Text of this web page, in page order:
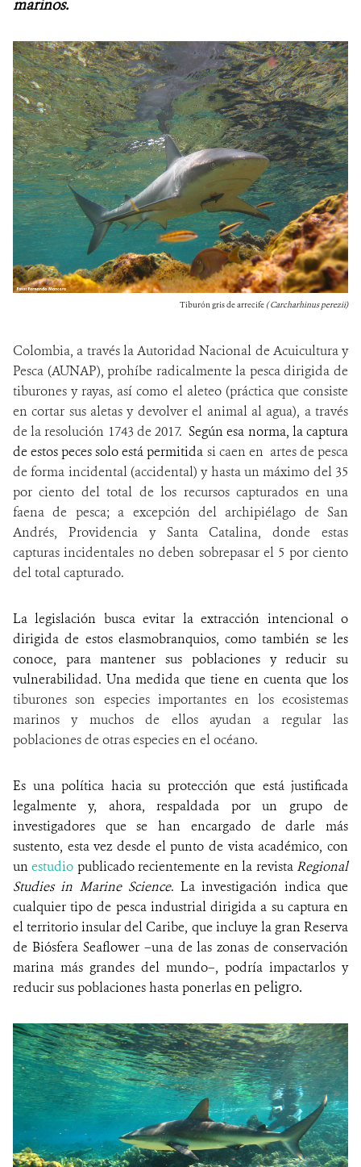
marinos.
Tiburón gris de arrecife ( Carcharhinus perezii)
Colombia, a través la Autoridad Nacional de Acuicultura y
Pesca (AUNAP), prohíbe radicalmente la pesca dirigida de
tiburones y rayas, así como el aleteo (práctica que consiste
en cortar sus aletas y devolver el animal al agua), a través
de la resolución 1743 de 2017. Según esa norma, la captura
de estos peces solo está permitida si caen en artes de pesca
de forma incidental (accidental) y hasta un máximo del 35
por ciento del total de los recursos capturados en una
faena de pesca; a excepción del archipiélago de San
Andrés, Providencia y Santa Catalina, donde estas
capturas incidentales no deben sobrepasar el 5 por ciento
del total capturado.
La legislación busca evitar la extracción intencional o
dirigida de estos elasmobranquios, como también se les
conoce, para mantener sus poblaciones y reducir su
vulnerabilidad. Una medida que tiene en cuenta que los
tiburones son especies importantes en los ecosistemas
marinos y muchos de ellos ayudan a regular las
poblaciones de otras especies en el océano.
Es una política hacia su protección que está justificada
legalmente y, ahora, respaldada por un grupo de
investigadores que se han encargado de darle más
sustento, esta vez desde el punto de vista académico, con
unestudio publicado recientemente en la revista Regional
Studies in Marine Science. La investigación indica que
cualquier tipo de pesca industrial dirigida a su captura en
el territorio insular del Caribe, que incluye la gran Reserva
de Biósfera Seaflower –una de las zonas de conservación
marina más grandes del mundo–, podría impactarlos y
reducir sus poblaciones hasta ponerlasen peligro.